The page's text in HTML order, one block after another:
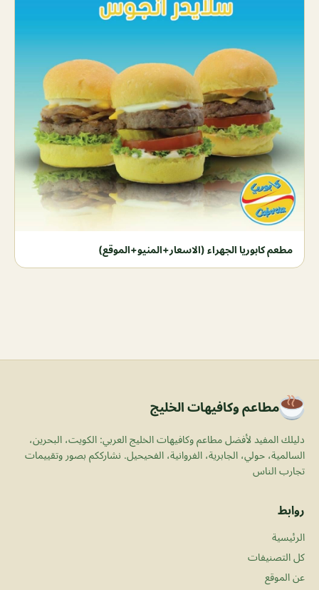
مطعم كابوريا الجهراء (الاسعار+المنيو+الموقع)
مطاعم وكافيهات الخليج
دليلك المفيد لأفضل مطاعم وكافيهات الخليج العربي: الكويت، البحرين،
السالمية، حولي، الجابرية، الفروانية، الفحيحيل. نشارككم بصور وتقييمات
تجارب الناس
روابط
الرئيسية
كل التصنيفات
عن الموقع